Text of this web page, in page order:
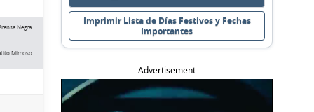
Negra
Mimoso
Imprimir Lista de Días Festivos y Fechas
Importantes
Advertisement